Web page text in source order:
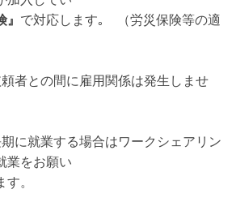
で対応します｡ （労災保険等の適
者との間に雇用関係は発生しませ
に就業する場合はワークシェアリン
業をお願い
。